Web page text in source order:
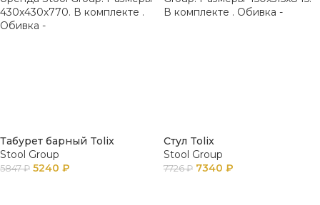
Табурет барный Tolix
Stool Group
5847₽ 5240 ₽
Стул Tolix
Stool Group
7726₽ 7340 ₽